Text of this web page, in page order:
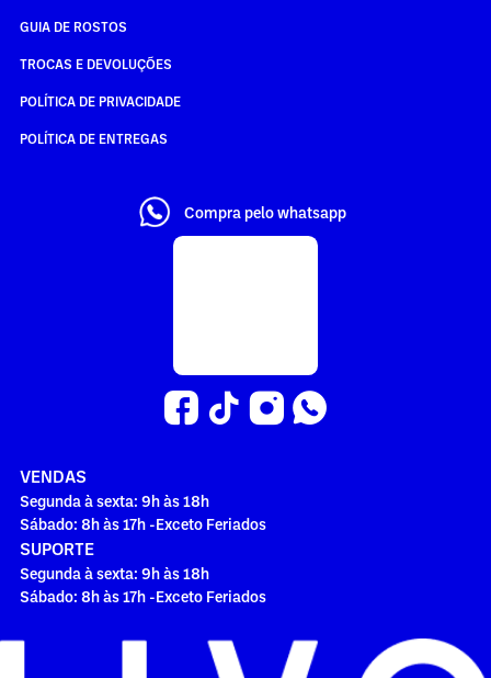
GUIA DE ROSTOS
TROCAS E DEVOLUÇÕES
POLÍTICA DE PRIVACIDADE
POLÍTICA DE ENTREGAS
Compra pelo whatsapp
VENDAS
Segunda à sexta: 9h às 18h
Sábado: 8h às 17h -Exceto Feriados
SUPORTE
Segunda à sexta: 9h às 18h
Sábado: 8h às 17h -Exceto Feriados